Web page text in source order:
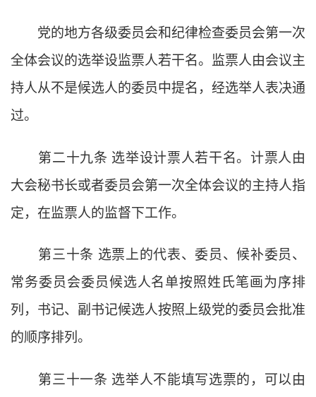
党的地方各级委员会和纪律检查委员会第一次
全体会议的选举设监票人若干名。监票人由会议主
持人从不是候选人的委员中提名，经选举人表决通
过。
第二十九条 选举设计票人若干名。计票人由
大会秘书长或者委员会第一次全体会议的主持人指
定，在监票人的监督下工作。
第三十条 选票上的代表、委员、候补委员、
常务委员会委员候选人名单按照姓氏笔画为序排
列，书记、副书记候选人按照上级党的委员会批准
的顺序排列。
第三十一条 选举人不能填写选票的，可以由